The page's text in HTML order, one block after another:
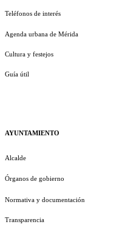
Teléfonos de interés
Agenda urbana de Mérida
Cultura y festejos
Guía útil
AYUNTAMIENTO
Alcalde
Órganos de gobierno
Normativa y documentación
Transparencia